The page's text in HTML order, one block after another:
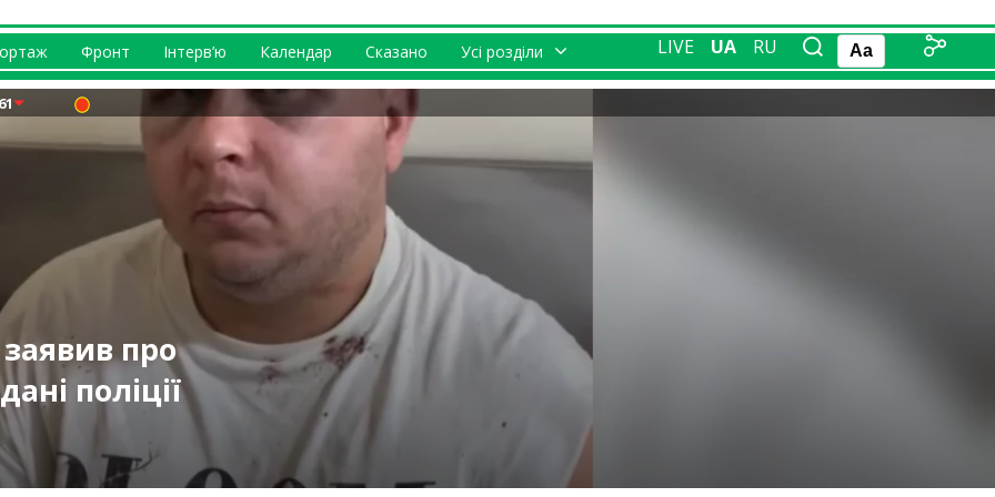
Фронт Інтерв’ю Календар Сказано Усі розділи LIVE UA RU Aa
10 серпня: як
про
поліції
кадрів:
атакувала
РФ,
Колодязя
серпня: удар
ЗСУ